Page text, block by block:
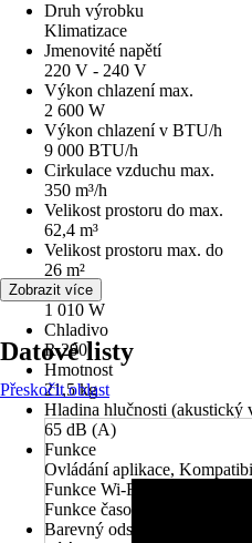
Druh výrobku
Klimatizace
Jmenovité napětí
220 V - 240 V
Výkon chlazení max.
2 600 W
Výkon chlazení v BTU/h
9 000 BTU/h
Cirkulace vzduchu max.
350 m³/h
Velikost prostoru do max.
62,4 m³
Velikost prostoru max. do
26 m²
Příkon
1 010 W
Chladivo
R 290
Hmotnost
21,5 kg
Hladina hlučnosti (akustický
65 dB (A)
Funkce
Ovládání aplikace,
Funkce Wi-Fi, Snadná
Funkce časovače, Odtok vody
Barevný odstín
Zobrazit více
Datové listy
Přeskočit oblast